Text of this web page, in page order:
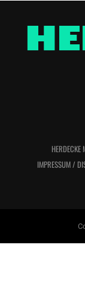
HERDECKE
IMPRESSUM /